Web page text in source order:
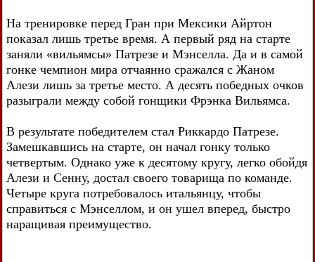
На тренировке перед Гран при Мексики Айртон
показал лишь третье время. А первый ряд на старте
заняли «вильямсы» Патрезе и Мэнселла. Да и в самой
гонке чемпион мира отчаянно сражался с Жаном
Алези лишь за третье место. А десять победных очков
разыграли между собой гонщики Фрэнка Вильямса.
В результате победителем стал Риккардо Патрезе.
Замешкавшись на старте, он начал гонку только
четвертым. Однако уже к десятому кругу, легко обойдя
Алези и Сенну, достал своего товарища по команде.
Четыре круга потребовалось итальянцу, чтобы
справиться с Мэнселлом, и он ушел вперед, быстро
наращивая преимущество.